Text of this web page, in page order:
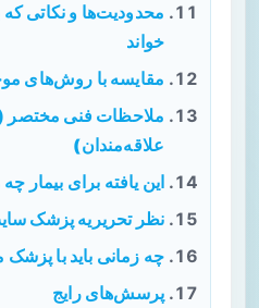
محدودیت‌ها و نکاتی که
خواند
مقایسه با روش‌های
ملاحظات فنی مختصر
علاقه‌مندان)
این یافته برای بیمار
نظر تحریریه پزشک
چه زمانی باید با
پرسش‌های رایج